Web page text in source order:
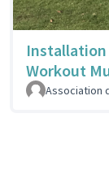
Installation
Workout
Association